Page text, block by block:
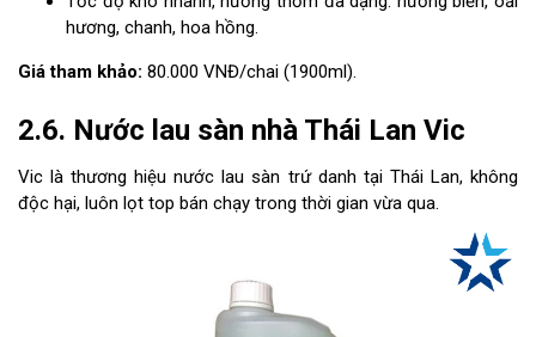
hương, chanh, hoa hồng.
Giá tham khảo: 80.000 VNĐ/chai (1900ml).
2.6. Nước lau sàn nhà Thái Lan Vic
Vic là thương hiệu nước lau sàn trứ danh tại Thái Lan, không
độc hại, luôn lọt top bán chạy trong thời gian vừa qua.